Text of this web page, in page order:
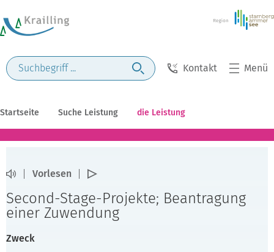
Kontakt Menü
Startseite Suche Leistung die Leistung
Vorlesen
Second-Stage-Projekte; Beantragung
einer Zuwendung
Zweck